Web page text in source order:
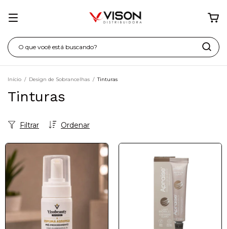
Início / Design de Sobrancelhas / Tinturas
Tinturas
Ordenar
Filtrar